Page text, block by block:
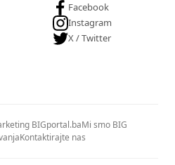
Facebook
Instagram
X / Twitter
BIGportal.baMi smo BIG
Kontaktirajte nas